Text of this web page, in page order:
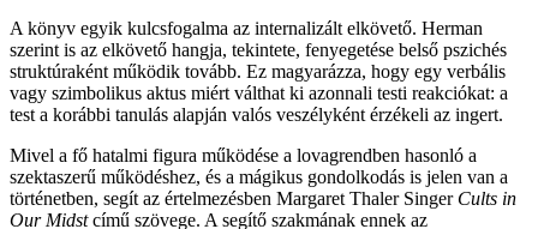
A könyv egyik kulcsfogalma az internalizált elkövető. Herman
szerint is az elkövető hangja, tekintete, fenyegetése belső pszichés
struktúraként működik tovább. Ez magyarázza, hogy egy verbális
vagy szimbolikus aktus miért válthat ki azonnali testi reakciókat: a
test a korábbi tanulás alapján valós veszélyként érzékeli az ingert.
Mivel a fő hatalmi figura működése a lovagrendben hasonló a
szektaszerű működéshez, és a mágikus gondolkodás is jelen van a
történetben, segít az értelmezésben Margaret Thaler SingerCults in
Our Midstcímű szövege. A segítő szakmának ennek az